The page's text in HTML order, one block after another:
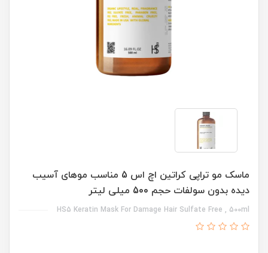
ماسک مو تراپی کراتین اچ اس 5 مناسب موهای آسیب
دیده بدون سولفات حجم 500 میلی لیتر
HS5 Keratin Mask For Damage Hair Sulfate Free , 500ml